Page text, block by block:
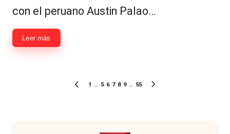
con el peruano Austin Palao…
Leer más
PÁGINA
1 … 5 6 7 8 9 … 55